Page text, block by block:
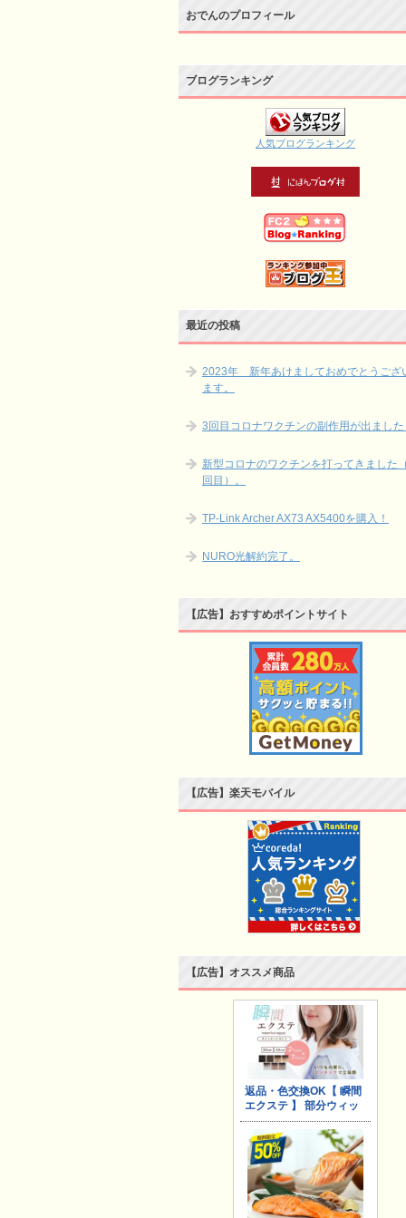
おでんのプロフィール
ブログランキング
人気ブログランキング
最近の投稿
2023年 新年あけましておめでとうござ
ます。
3回目コロナワクチンの副作用が出まし
新型コロナのワクチンを打ってきました
回目）。
TP-Link Archer AX73 AX5400を購入！
NURO光解約完了。
【広告】おすすめポイントサイト
【広告】楽天モバイル
【広告】オススメ商品